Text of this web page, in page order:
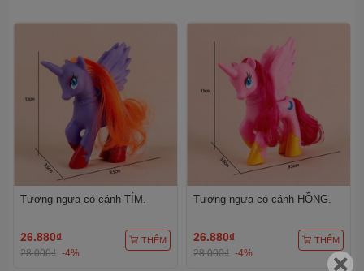
Tượng ngựa có cánh-TÍM.
26.880₫
28.000₫ -4%
THÊM
Tượng ngựa có cánh-HỒNG.
26.880₫
28.000₫ -4%
THÊM